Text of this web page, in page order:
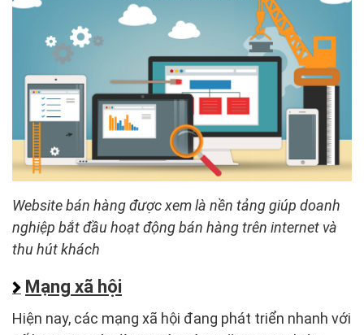
Website bán hàng được xem là nền tảng giúp doanh
nghiệp bắt đầu hoạt động bán hàng trên internet và
thu hút khách
Mạng xã hội
Hiện nay, các mạng xã hội đang phát triển nhanh với